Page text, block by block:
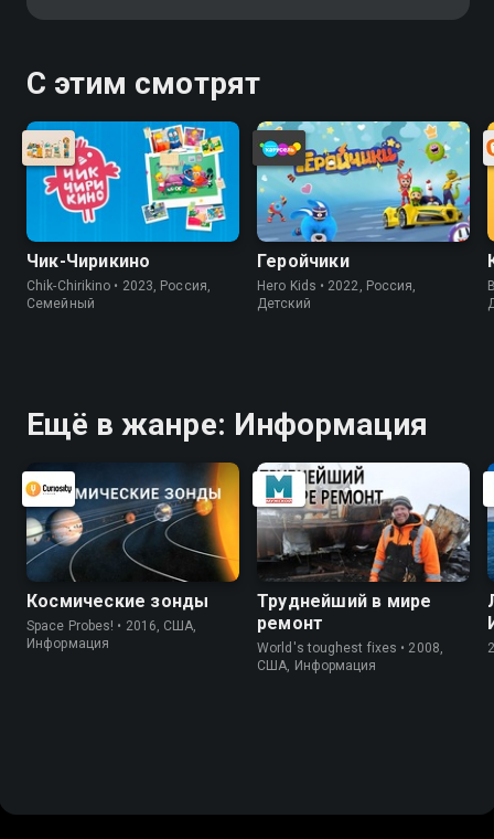
эпохи". Узнаем, как в его поэзии
новой гармонии в мятежном XX
веке
С этим смотрят
Чик-Чирикино
Chik-Chirikino • 2023, Россия,
Cемейный
Геройчики
Hero Kids • 2022, Россия,
Детский
Ещё в жанре: Информация
Космические зонды
Space Probes! • 2016, США,
Информация
Труднейший в мире
ремонт
World's toughest fixes • 2008,
США, Информация